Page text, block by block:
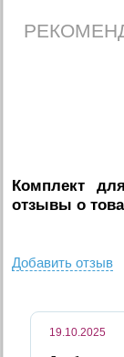
Комплект
отзывы о
Добавить отзыв
19.10.2025